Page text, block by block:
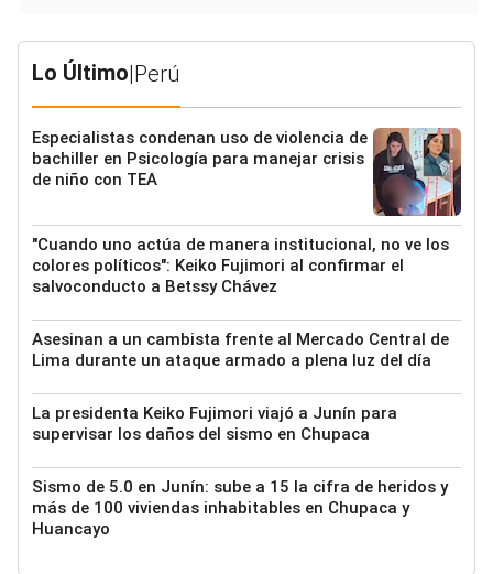
Lo Último|Perú
Especialistas condenan uso de violencia de
bachiller en Psicología para manejar crisis
de niño con TEA
"Cuando uno actúa de manera institucional, no ve los
colores políticos": Keiko Fujimori al confirmar el
salvoconducto a Betssy Chávez
Asesinan a un cambista frente al Mercado Central de
Lima durante un ataque armado a plena luz del día
La presidenta Keiko Fujimori viajó a Junín para
supervisar los daños del sismo en Chupaca
Sismo de 5.0 en Junín: sube a 15 la cifra de heridos y
más de 100 viviendas inhabitables en Chupaca y
Huancayo